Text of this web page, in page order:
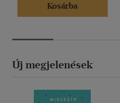
Kosárba
Új megjelenések